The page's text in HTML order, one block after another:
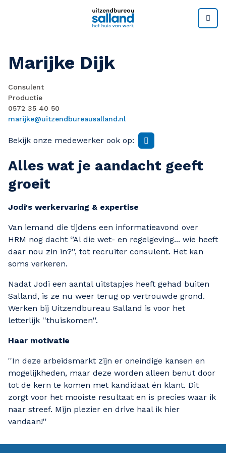
Marijke Dijk
Consulent
Productie
0572 35 40 50
marijke@uitzendbureausalland.nl
Bekijk onze medewerker ook op:
Alles wat je aandacht geeft
groeit
Jodi's werkervaring & expertise
Van iemand die tijdens een informatieavond over
HRM nog dacht ‘’Al die wet- en regelgeving... wie heeft
daar nou zin in?’’, tot recruiter consulent. Het kan
soms verkeren.
Nadat Jodi een aantal uitstapjes heeft gehad buiten
Salland, is ze nu weer terug op vertrouwde grond.
Werken bij Uitzendbureau Salland is voor het
letterlijk ''thuiskomen''.
Haar motivatie
''In deze arbeidsmarkt zijn er oneindige kansen en
mogelijkheden, maar deze worden alleen benut door
tot de kern te komen met kandidaat én klant. Dit
zorgt voor het mooiste resultaat en is precies waar ik
naar streef. Mijn plezier en drive haal ik hier
vandaan!''